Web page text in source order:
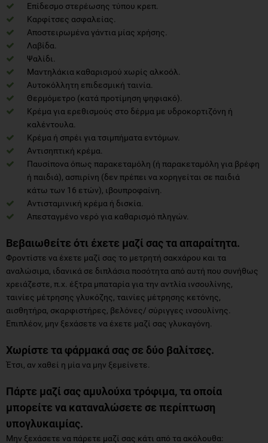
Επίδεσμο στερέωσης τύπου κρεπ.
Καρφίτσες ασφαλείας.
Αποστειρωμένα γάντια μίας χρήσης.
Λαβίδα.
Ψαλίδι.
Μαντηλάκια καθαρισμού χωρίς αλκοόλ.
Αυτοκόλλητη επιδεσμική ταινία.
Θερμόμετρο (κατά προτίμηση ψηφιακό).
Κρέμα για ερεθισμούς στο δέρμα με υδροκορτιζόνη ή
καλέντουλα.
Κρέμα ή σπρέι για τσιμπήματα εντόμων.
Αντισηπτική κρέμα.
Παυσίπονα όπως παρακεταμόλη (ή παρακεταμόλη για βρέφη
ή παιδιά), ασπιρίνη (δεν πρέπει να χορηγείται σε παιδιά
κάτω των 16 ετών), ιβουπροφαίνη.
Αντισταμινική κρέμα ή δισκία.
Απεσταγμένο νερό για καθαρισμό πληγών.
Βεβαιωθείτε ότι έχετε μαζί σας τα απαραίτητα.
Φροντίστε να έχετε μαζί σας το μετρητή σακχάρου και τα
αναλώσιμα, ιδανικά σε διπλάσια ποσότητα από αυτή που συνήθως
χρειάζεστε, π.χ. έξτρα μπαταρία για την αντλία ινσουλίνης,
ταινίες μέτρησης γλυκόζης, ταινίες μέτρησης κετόνης,
αισθητήρα, σκαρφιστήρες, βελόνες/ σύριγγες ινσουλίνης.
Επιπλέον, μην ξεχάσετε να έχετε μαζί σας γλυκαγόνη.
Χωρίστε τα φάρμακά σας σε δύο βαλίτσες.
Έτσι, αν χαθεί η μία να μην ξεμείνετε.
Πάρτε μαζί σας αμυλούχα τρόφιμα, τα οποία
μπορείτε να καταναλώσετε σε περίπτωση
υπογλυκαιμίας.
Μην ξεχάσετε να πάρετε μαζί σας κάτι από τα ακόλουθα: